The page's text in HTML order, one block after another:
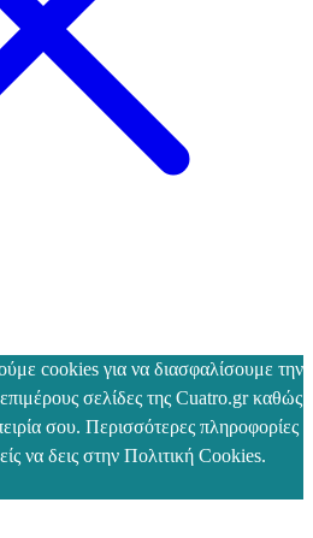
cookies για να διασφαλίσουμε την
σελίδες της Cuatro.gr καθώς
σου. Περισσότερες πληροφορίες
να δεις στην Πολιτική Cookies.